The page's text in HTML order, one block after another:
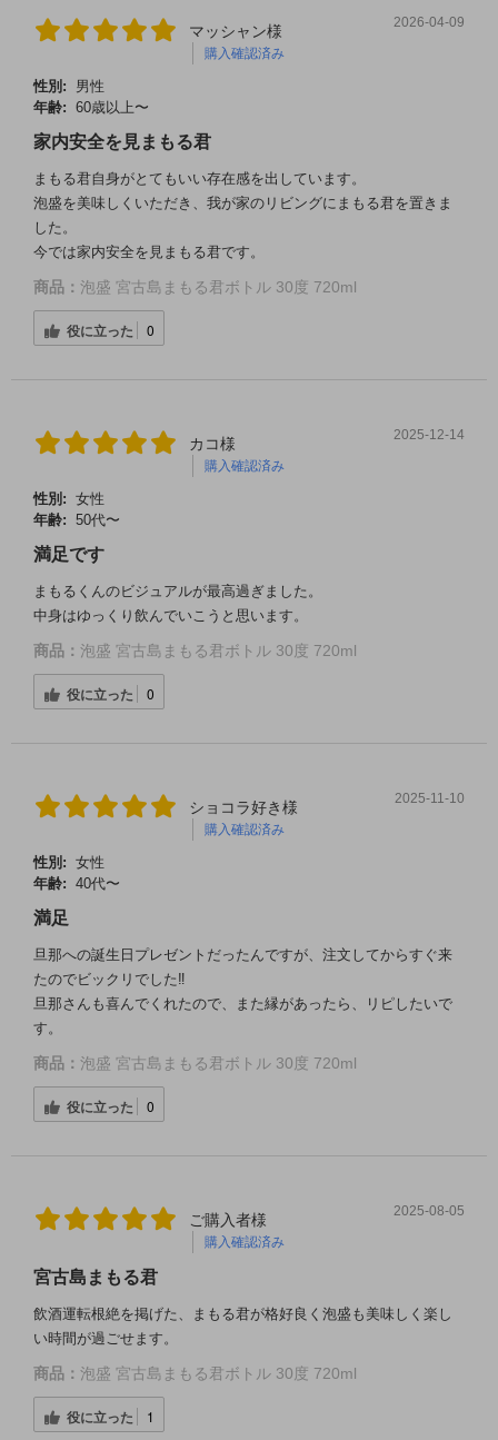
マッシャン様
購入確認済み
2026-04-09
性別:
男性
年齢: 60歳以上〜
家内安全を見まもる君
まもる君自身がとてもいい存在感を出しています。
泡盛を美味しくいただき、我が家のリビングにまもる君を置きま
した。
今では家内安全を見まもる君です。
商品： 泡盛 宮古島まもる君ボトル 30度 720ml
役に立った 0
カコ様
購入確認済み
2025-12-14
性別: 女性
年齢: 50代〜
満足です
まもるくんのビジュアルが最高過ぎました。
中身はゆっくり飲んでいこうと思います。
商品： 泡盛 宮古島まもる君ボトル 30度 720ml
役に立った 0
ショコラ好き様
購入確認済み
2025-11-10
性別: 女性
年齢: 40代〜
満足
旦那への誕生日プレゼントだったんですが、注文してからすぐ来
たのでビックリでした‼️
旦那さんも喜んでくれたので、また縁があったら、リピしたいで
す。
商品： 泡盛 宮古島まもる君ボトル 30度 720ml
役に立った 0
ご購入者様
購入確認済み
2025-08-05
宮古島まもる君
飲酒運転根絶を掲げた、まもる君が格好良く泡盛も美味しく楽し
い時間が過ごせます。
商品： 泡盛 宮古島まもる君ボトル 30度 720ml
役に立った 1